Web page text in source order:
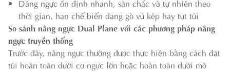
Dáng ngực ổn định nhanh, săn chắc và tự nhiên theo
thời gian, hạn chế biến dạng gò vú kép hay tụt túi
So sánh nâng ngực Dual Plane với các phương pháp nâng
ngực truyền thống
Trước đây, nâng ngực thường được thực hiện bằng cách đặt
túi hoàn toàn dưới cơ ngực lớn hoặc hoàn toàn dưới mô